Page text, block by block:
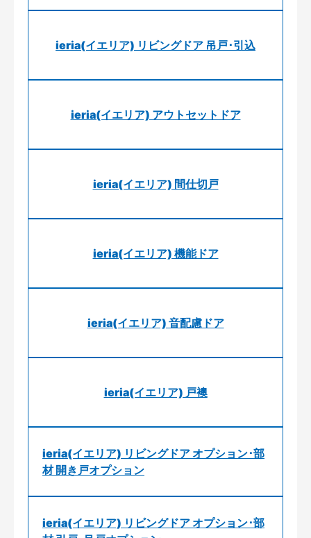
ieria(イエリア) リビングドア 吊戸･引込
ieria(イエリア) アウトセットドア
ieria(イエリア) 間仕切戸
ieria(イエリア) 機能ドア
ieria(イエリア) 音配慮ドア
ieria(イエリア) 戸襖
ieria(イエリア) リビングドア オプション･部
材 開き戸オプション
ieria(イエリア) リビングドア オプション･部